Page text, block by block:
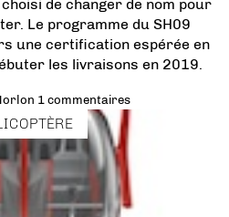
de changer de nom pour
Le programme du SH09
une certification espérée en
les livraisons en 2019.
1 commentaires